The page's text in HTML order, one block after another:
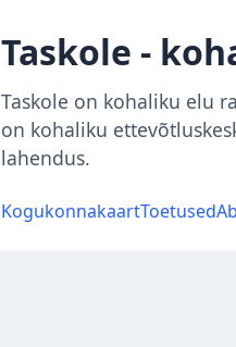
Taskole -
Taskole on kohaliku elu
on kohaliku
lahendus.
KogukonnakaartToetused